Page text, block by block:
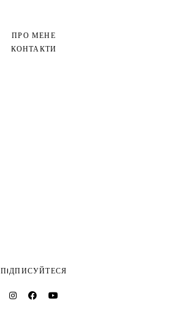
ПРО МЕНЕ
КОНТАКТИ
ПIДПИСУЙТЕСЯ